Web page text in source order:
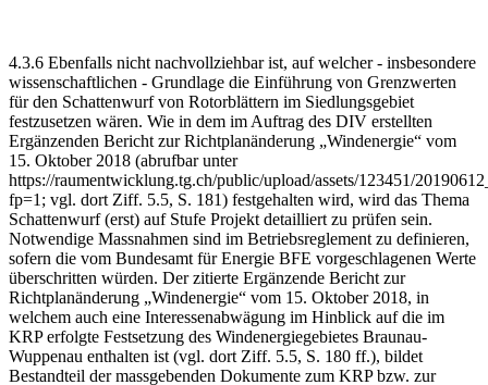
4.3.6 Ebenfalls nicht nachvollziehbar ist, auf welcher - insbesondere
wissen­schaftlichen - Grundlage die Einführung von Grenzwerten
für den Schattenwurf von Rotorblättern im Siedlungsgebiet
festzusetzen wären. Wie in dem im Auftrag des DIV erstellten
Ergänzenden Bericht zur Richtplanänderung „Windenergie“ vom
15. Oktober 2018 (abrufbar unter
https://raumentwicklung.tg.ch/public/upload/assets/123451/
fp=1; vgl. dort Ziff. 5.5, S. 181) festgehalten wird, wird das Thema
Schattenwurf (erst) auf Stufe Projekt detailliert zu prüfen sein.
Notwendige Massnahmen sind im Betriebsreglement zu definieren,
sofern die vom Bundesamt für Energie BFE vorgeschlagenen Werte
überschritten würden. Der zitierte Ergänzende Bericht zur
Richtplanänderung „Windenergie“ vom 15. Oktober 2018, in
welchem auch eine Interessenabwägung im Hinblick auf die im
KRP erfolgte Festsetzung des Windenergiegebietes Braunau-
Wuppenau enthalten ist (vgl. dort Ziff. 5.5, S. 180 ff.), bildet
Bestandteil der massgebenden Dokumente zum KRP bzw. zur